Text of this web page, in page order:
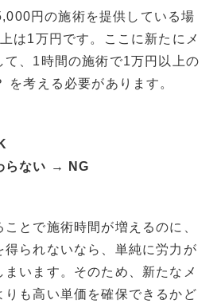
円の施術を提供している場
は1万円です。ここに新たにメ
て、1時間の施術で1万円以上の
を考える必要があります。
らない → NG
とで施術時間が増えるのに、
得られないなら、単純に労力が
います。そのため、新たなメ
りも高い単価を確保できるかど